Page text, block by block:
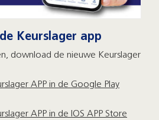
Keurslager app
download de nieuwe Keurslager
APP in de Google Play
APP in de IOS APP Store